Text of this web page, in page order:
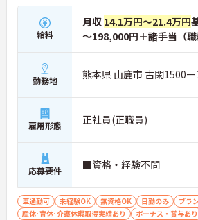
給料
月収 14.1万円～21.4万円
～198,000円＋諸手当（職
勤務地 熊本県 山鹿市 古閑1500ー
雇用形態 正社員(正職員)
応募要件 ■資格・経験不問
車通勤可 未経験OK 無資格OK 日勤のみ
ブラ
産休･育休･介護休暇取得実績あり
ボーナス・賞与あり